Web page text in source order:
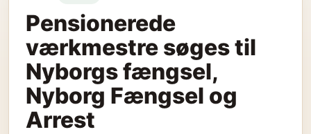
Pensionerede
værkmestre søges til
Nyborgs fængsel,
Nyborg Fængsel og
Arrest